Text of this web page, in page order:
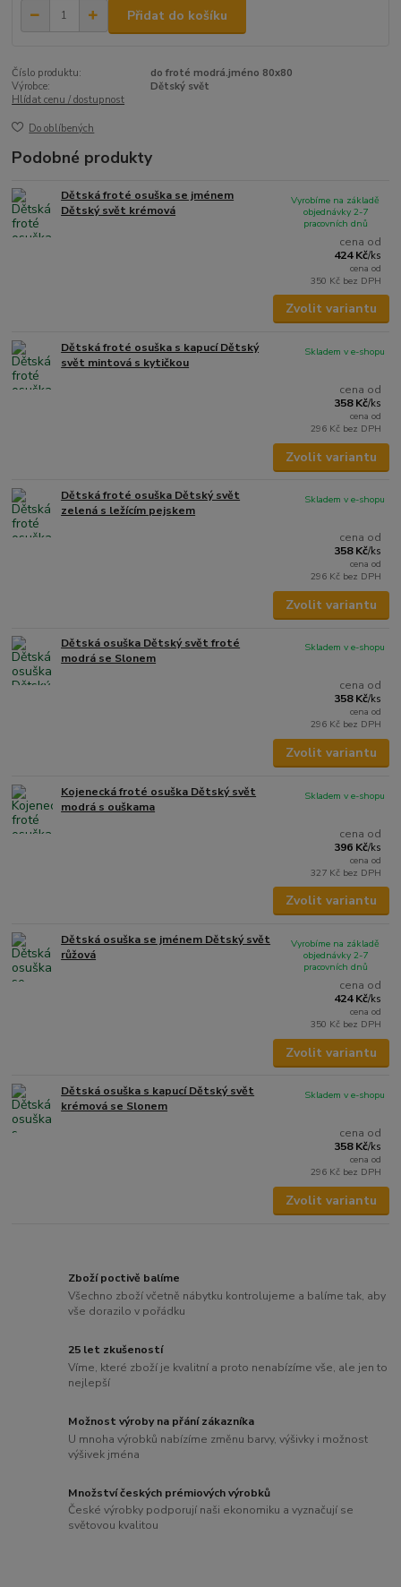
Přidat do košíku
Číslo produktu:
do froté modrá.jméno 80x80
Výrobce:
Dětský svět
Hlídat cenu / dostupnost
Do oblíbených
Podobné produkty
Dětská froté osuška se jménem
Dětský svět krémová
cena od
424 Kč/ks
cena od
350 Kč bez DPH
Vyrobíme na základě
objednávky 2-7
pracovních dnů
Zvolit variantu
Dětská froté osuška s kapucí Dětský
svět mintová s kytičkou
cena od
358 Kč/ks
cena od
296 Kč bez DPH
Skladem v e-shopu
Zvolit variantu
Dětská froté osuška Dětský svět
zelená s ležícím pejskem
cena od
358 Kč/ks
cena od
296 Kč bez DPH
Skladem v e-shopu
Zvolit variantu
Dětská osuška Dětský svět froté
modrá se Slonem
cena od
358 Kč/ks
cena od
296 Kč bez DPH
Skladem v e-shopu
Zvolit variantu
Kojenecká froté osuška Dětský svět
modrá s ouškama
cena od
396 Kč/ks
cena od
327 Kč bez DPH
Skladem v e-shopu
Zvolit variantu
Dětská osuška se jménem Dětský svět
růžová
cena od
424 Kč/ks
cena od
350 Kč bez DPH
Vyrobíme na základě
objednávky 2-7
pracovních dnů
Zvolit variantu
Dětská osuška s kapucí Dětský svět
krémová se Slonem
cena od
358 Kč/ks
cena od
296 Kč bez DPH
Skladem v e-shopu
Zvolit variantu
Zboží poctivě balíme
Všechno zboží včetně nábytku kontrolujeme a balíme tak, aby
vše dorazilo v pořádku
25 let zkušeností
Víme, které zboží je kvalitní a proto nenabízíme vše, ale jen to
nejlepší
Možnost výroby na přání zákazníka
U mnoha výrobků nabízíme změnu barvy, výšivky i možnost
výšivek jména
Množství českých prémiových výrobků
České výrobky podporují naši ekonomiku a vyznačují se
světovou kvalitou